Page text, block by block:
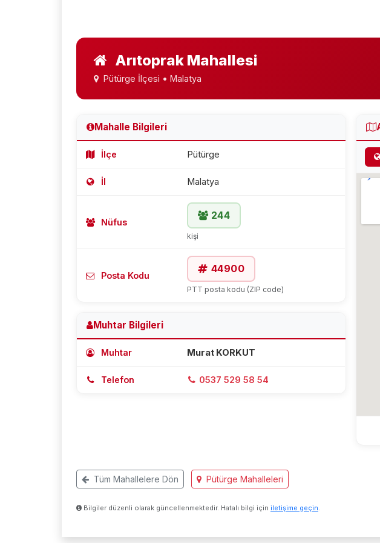
Arıtoprak Mahallesi
Pütürge İlçesi • Malatya
Mahalle Bilgileri
İlçe Pütürge
İl Malatya
Nüfus
244
kişi
Posta Kodu
44900
PTT posta kodu (ZIP code)
Muhtar Bilgileri
Muhtar Murat KORKUT
Telefon 0537 529 58 54
Tüm Mahallelere Dön Pütürge Mahalleleri
Bilgiler düzenli olarak güncellenmektedir. Hatalı bilgi için iletişime geçin